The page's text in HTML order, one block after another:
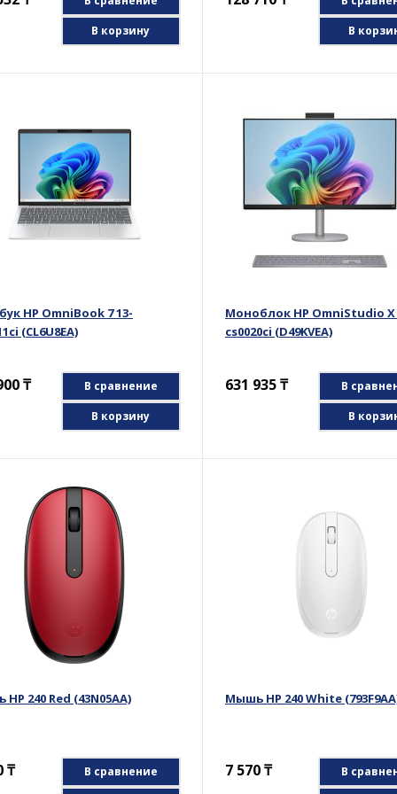
В корзину
В
HP OmniBook 7 13-
(CL6U8EA)
₸
В сравнение
В корзину
Моноблок HP OmniStudio X
cs0020ci (D49KVEA)
631 935₸
В
В
240 Red (43N05AA)
₸ В сравнение
Мышь HP 240 White
7 570₸ В